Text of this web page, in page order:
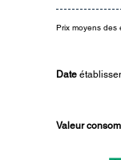
Prix moyens des
Date
Valeur